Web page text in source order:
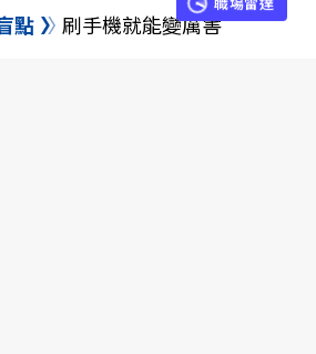
世界領袖
職場雷達
點 刷手機就能變厲害